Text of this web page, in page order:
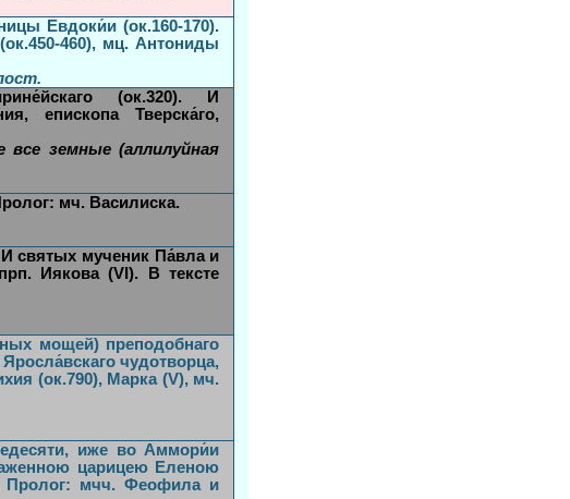
Евдоки́и (ок.160-170).
460), мц. Антониды
(ок.320). И
епископа Тверска́го,
все земные (аллилуйная
мч. Василиска.
святых мученик Па́вла и
Иякова (VI). В тексте
мощей) преподобнаго
чудотворца,
(ок.790), Марка (V), мч.
иже во Аммори́и
царицею Еленою
Пролог: мчч. Феофила и